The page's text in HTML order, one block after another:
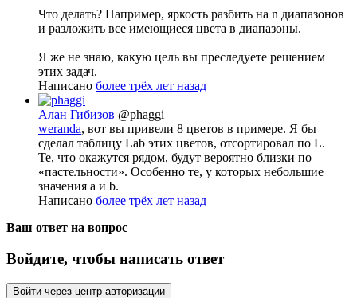
Что делать? Например, яркость разбить на n диапазонов
и разложить все имеющиеся цвета в диапазоны.
Я же не знаю, какую цель вы преследуете решением
этих задач.
Написано более трёх лет назад
Алан Гибизов @phaggi
weranda, вот вы привели 8 цветов в примере. Я бы
сделал таблицу Lab этих цветов, отсортировал по L.
Те, что окажутся рядом, будут вероятно близки по
«пастельности». Особенно те, у которых небольшие
значения a и b.
Написано более трёх лет назад
Ваш ответ на вопрос
Войдите, чтобы написать ответ
Войти через центр авторизации